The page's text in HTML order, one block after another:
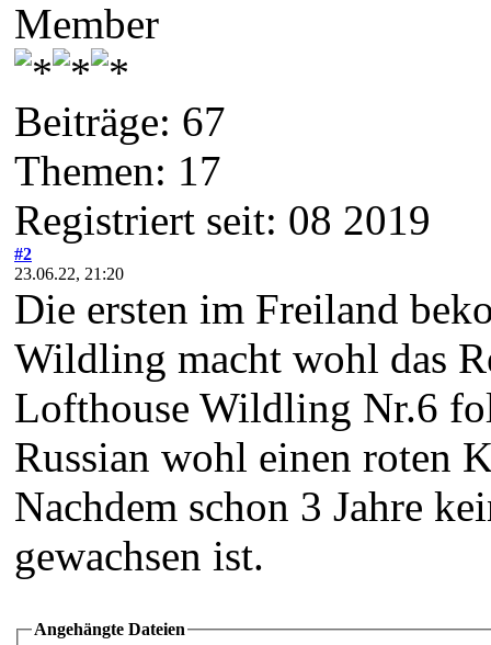
Member
Beiträge: 67
Themen: 17
Registriert seit: 08 2019
#2
23.06.22, 21:20
Die ersten im Freiland
Wildling macht wohl das
Lofthouse Wildling Nr.6
Russian wohl einen roten
Nachdem schon 3 Jahre
gewachsen ist.
Angehängte Dateien